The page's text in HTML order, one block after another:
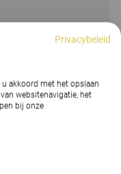
Privacybeleid
u akkoord met het opslaan
websitenavigatie, het
bij onze